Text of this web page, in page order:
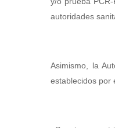
autoridades
Asimismo, la
establecidos por